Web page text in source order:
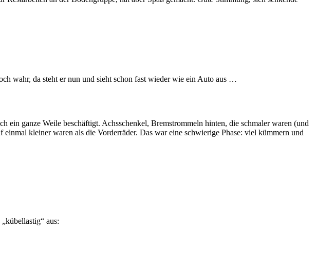
wahr, da steht er nun und sieht schon fast wieder wie ein Auto aus …
ein ganze Weile beschäftigt. Achsschenkel, Bremstrommeln hinten, die schmaler waren (und
kleiner waren als die Vorderräder. Das war eine schwierige Phase: viel kümmern und
aus: